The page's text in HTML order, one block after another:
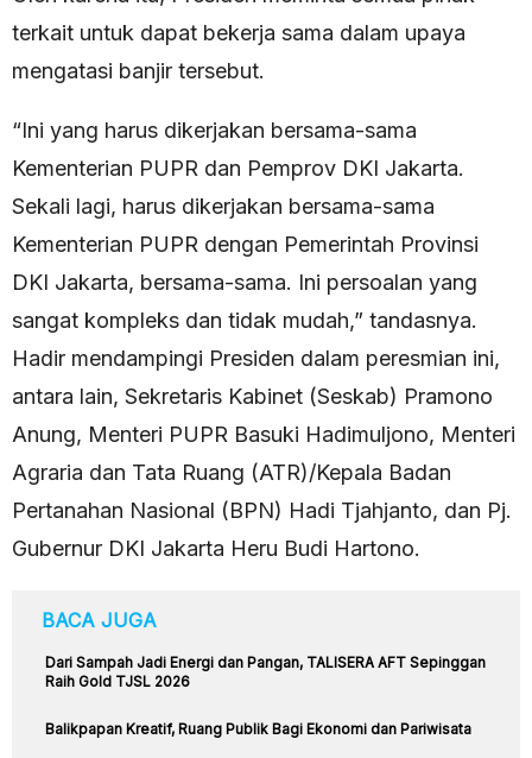
terkait untuk dapat bekerja sama dalam upaya
mengatasi banjir tersebut.
“Ini yang harus dikerjakan bersama-sama
Kementerian PUPR dan Pemprov DKI Jakarta.
Sekali lagi, harus dikerjakan bersama-sama
Kementerian PUPR dengan Pemerintah Provinsi
DKI Jakarta, bersama-sama. Ini persoalan yang
sangat kompleks dan tidak mudah,” tandasnya.
Hadir mendampingi Presiden dalam peresmian ini,
antara lain, Sekretaris Kabinet (Seskab) Pramono
Anung, Menteri PUPR Basuki Hadimuljono, Menteri
Agraria dan Tata Ruang (ATR)/Kepala Badan
Pertanahan Nasional (BPN) Hadi Tjahjanto, dan Pj.
Gubernur DKI Jakarta Heru Budi Hartono.
BACA JUGA
Dari Sampah Jadi Energi dan Pangan, TALISERA AFT Sepinggan
Raih Gold TJSL 2026
Balikpapan Kreatif, Ruang Publik Bagi Ekonomi dan Pariwisata